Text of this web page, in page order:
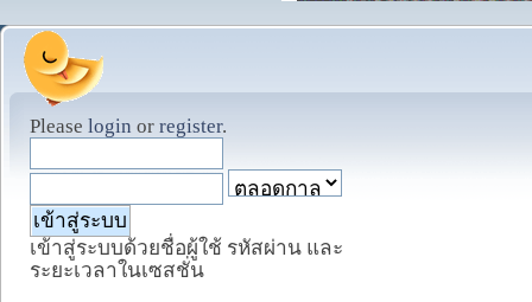
Please login or register.
เข้าสู่ระบบด้วยชื่อผู้ใช้ รหัสผ่าน และ
ระยะเวลาในเซสชั่น